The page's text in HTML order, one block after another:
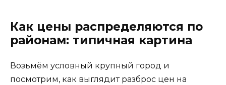
Как цены распределяются по
районам: типичная картина
Возьмём условный крупный город и
посмотрим, как выглядит разброс цен на